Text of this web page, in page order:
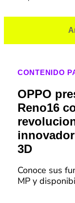
CONTENIDO
OPPO
Reno16
3D
Conoce sus
MP y